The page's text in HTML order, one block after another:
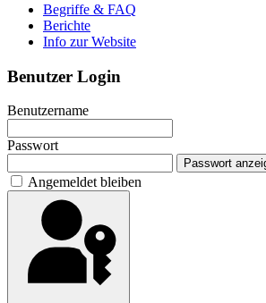
Begriffe & FAQ
Berichte
Info zur Website
Benutzer Login
Benutzername
Passwort
Passwort
Angemeldet bleiben